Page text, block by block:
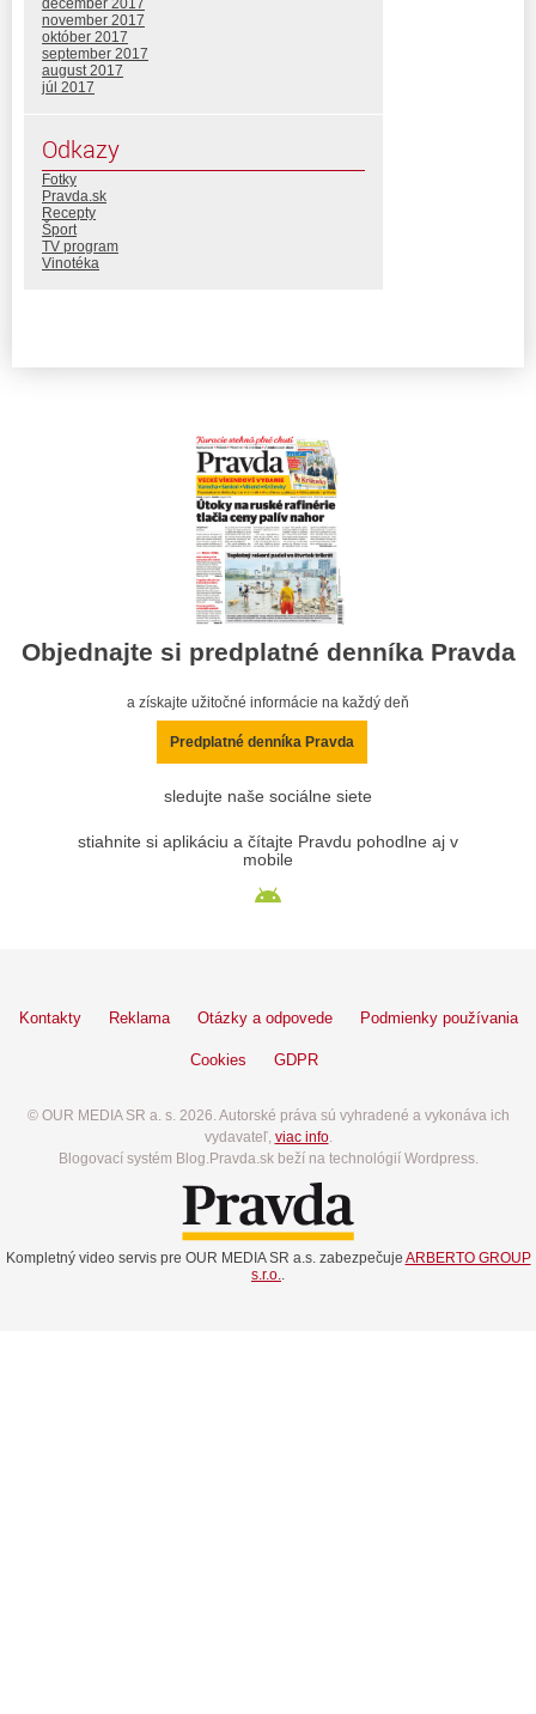
november 2017
október 2017
september 2017
august 2017
júl 2017
Odkazy
Fotky
Pravda.sk
Recepty
Šport
TV program
Vinotéka
Objednajte si predplatné denníka Pravda
a získajte užitočné informácie na každý deň
Predplatné denníka Pravda
sledujte naše sociálne siete
stiahnite si aplikáciu a čítajte Pravdu pohodlne aj v
mobile
Kontakty Reklama Otázky a odpovede Podmienky používania
Cookies GDPR
© OUR MEDIA SR a. s. 2026. Autorské práva sú vyhradené a vykonáva ich
vydavateľ, viac info.
Blogovací systém Blog.Pravda.sk beží na technológií Wordpress.
Kompletný video servis pre OUR MEDIA SR a.s. zabezpečuje ARBERTO GROUP
s.r.o..